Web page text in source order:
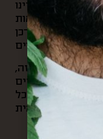
בכל יום היינו
דרך הסימטאות
חוזרים דרכן
את הקסם הזה,
אנחנו עושים
מתנה מהשוק לכל